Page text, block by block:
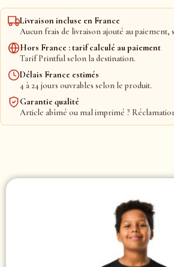
Livraison incluse en France
Aucun frais de livraison ajouté au paiement,
Hors France : tarif calculé au paiement
Tarif Printful selon la destination.
Délais France estimés
4 à 24 jours ouvrables selon le produit.
Garantie qualité
Article abîmé ou mal imprimé ?